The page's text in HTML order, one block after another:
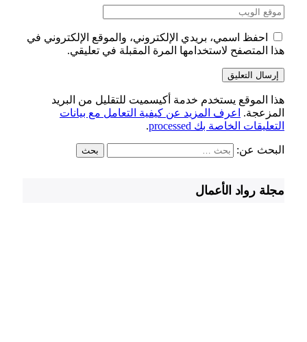
احفظ اسمي، بريدي الإلكتروني، والموقع الإلكتروني في
هذا المتصفح لاستخدامها المرة المقبلة في تعليقي.
هذا الموقع يستخدم خدمة أكيسميت للتقليل من البريد
المزعجة.
اعرف المزيد عن كيفية التعامل مع بيانات
التعليقات الخاصة بك processed
.
البحث عن:
مجلة رواد الأعمال